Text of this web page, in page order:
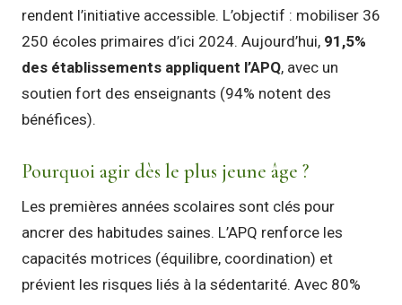
rendent l’initiative accessible. L’objectif : mobiliser 36
250 écoles primaires d’ici 2024. Aujourd’hui, 91,5%
des établissements appliquent l’APQ, avec un
soutien fort des enseignants (94% notent des
bénéfices).
Pourquoi agir dès le plus jeune âge ?
Les premières années scolaires sont clés pour
ancrer des habitudes saines. L’APQ renforce les
capacités motrices (équilibre, coordination) et
prévient les risques liés à la sédentarité. Avec 80%